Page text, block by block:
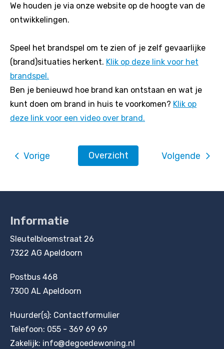
We houden je via onze website op de hoogte van de
ontwikkelingen.
Speel het brandspel om te zien of je zelf gevaarlijke
(brand)situaties herkent. Klik op deze link voor het
brandspel.
Ben je benieuwd hoe brand kan ontstaan en wat je
kunt doen om brand in huis te voorkomen? Klik op
deze link voor een video over brand.
Volgende
Overzicht
Vorige
Contactinformatie
Informatie
Sleutelbloemstraat 26
7322 AG Apeldoorn
Postbus 468
7300 AL Apeldoorn
Huurder(s): Contactformulier
Telefoon: 055 - 369 69 69
Zakelijk: info@degoedewoning.nl